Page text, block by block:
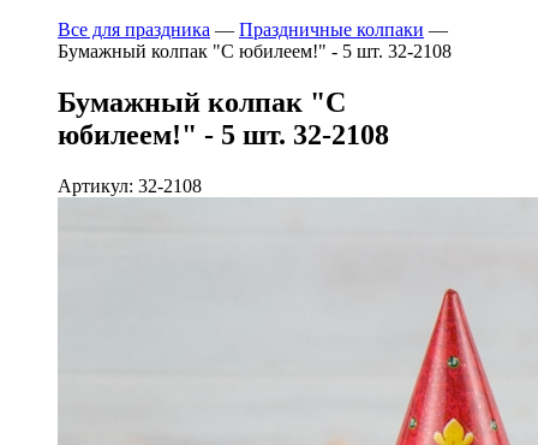
Все для праздника — Праздничные колпаки —
Бумажный колпак "С юбилеем!" - 5 шт. 32-2108
Бумажный колпак "С
юбилеем!" - 5 шт. 32-2108
Артикул: 32-2108